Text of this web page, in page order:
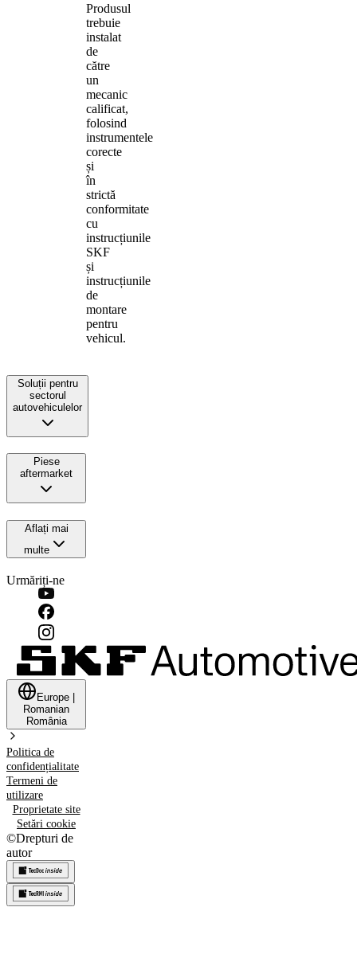
Produsul
trebuie
instalat
de
către
un
mecanic
calificat,
folosind
instrumentele
corecte
și
în
strictă
conformitate
cu
instrucțiunile
SKF
și
instrucțiunile
de
montare
pentru
vehicul.
Soluții pentru
sectorul
autovehiculelor
Piese
aftermarket
Aflați mai
multe
Urmăriți-ne
Europe
Romanian
România
Politica de
confidențialitate
Termeni de
utilizare
Proprietate site
Setări cookie
©Drepturi de
autor